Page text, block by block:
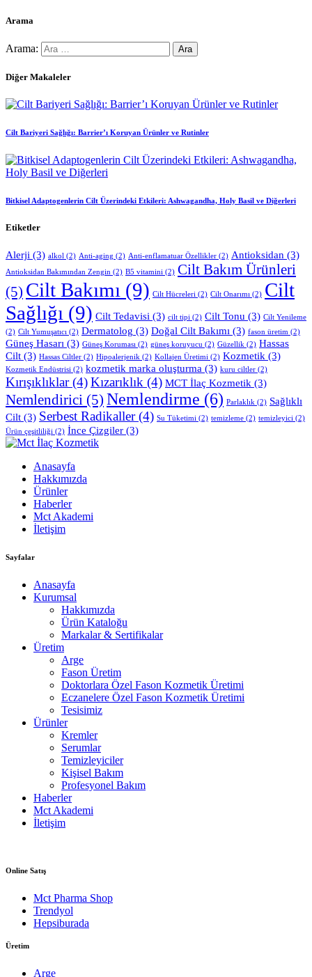
Arama
Arama:
Diğer Makaleler
Cilt Bariyeri Sağlığı: Barrier’ı Koruyan Ürünler ve Rutinler
Bitkisel Adaptogenlerin Cilt Üzerindeki Etkileri: Ashwagandha, Holy Basil ve Diğerleri
Etiketler
Alerji (3) alkol (2) Anti-aging (2) Anti-enflamatuar Özellikler (2) Antioksidan (3)
Antioksidan Bakımından Zengin (2) B5 vitamini (2) Cilt Bakım Ürünleri
(5) Cilt Bakımı (9) Cilt Hücreleri (2) Cilt Onarımı (2) Cilt
Sağlığı (9) Cilt Tedavisi (3) cilt tipi (2) Cilt Tonu (3) Cilt Yenileme
(2) Cilt Yumuşatıcı (2) Dermatolog (3) Doğal Cilt Bakımı (3) fason üretim (2)
Güneş Hasarı (3) Güneş Koruması (2) güneş koruyucu (2) Güzellik (2) Hassas
Cilt (3) Hassas Ciltler (2) Hipoalerjenik (2) Kollajen Üretimi (2) Kozmetik (3)
Kozmetik Endüstrisi (2) kozmetik marka oluşturma (3) kuru ciltler (2)
Kırışıklıklar(4)Kızarıklık (4) MCT İlaç Kozmetik (3)
Nemlendirici (5) Nemlendirme (6) Parlaklık (2) Sağlıklı
Cilt (3) Serbest Radikaller(4) Su Tüketimi (2) temizleme (2) temizleyici (2)
Ürün çeşitliliği (2) İnce Çizgiler (3)
Anasayfa
Hakkımızda
Ürünler
Haberler
Mct Akademi
İletişim
Sayfalar
Anasayfa
Kurumsal
Hakkımızda
Ürün Kataloğu
Markalar & Sertifikalar
Üretim
Arge
Fason Üretim
Doktorlara Özel Fason Kozmetik Üretimi
Eczanelere Özel Fason Kozmetik Üretimi
Tesisimiz
Ürünler
Kremler
Serumlar
Temizleyiciler
Kişisel Bakım
Profesyonel Bakım
Haberler
Mct Akademi
İletişim
Online Satış
Mct Pharma Shop
Trendyol
Hepsiburada
Üretim
Arge